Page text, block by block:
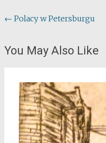
Post
← Polacy w Petersburgu
You May Also Like